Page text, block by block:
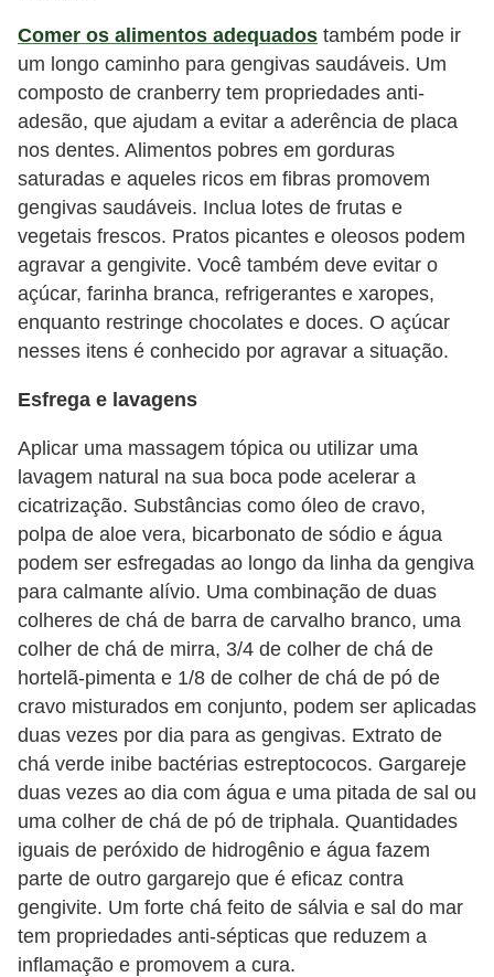
Comer os alimentos adequados também pode ir
um longo caminho para gengivas saudáveis. Um
composto de cranberry tem propriedades anti-
adesão, que ajudam a evitar a aderência de placa
nos dentes. Alimentos pobres em gorduras
saturadas e aqueles ricos em fibras promovem
gengivas saudáveis. Inclua lotes de frutas e
vegetais frescos. Pratos picantes e oleosos podem
agravar a gengivite. Você também deve evitar o
açúcar, farinha branca, refrigerantes e xaropes,
enquanto restringe chocolates e doces. O açúcar
nesses itens é conhecido por agravar a situação.
Esfrega e lavagens
Aplicar uma massagem tópica ou utilizar uma
lavagem natural na sua boca pode acelerar a
cicatrização. Substâncias como óleo de cravo,
polpa de aloe vera, bicarbonato de sódio e água
podem ser esfregadas ao longo da linha da gengiva
para calmante alívio. Uma combinação de duas
colheres de chá de barra de carvalho branco, uma
colher de chá de mirra, 3/4 de colher de chá de
hortelã-pimenta e 1/8 de colher de chá de pó de
cravo misturados em conjunto, podem ser aplicadas
duas vezes por dia para as gengivas. Extrato de
chá verde inibe bactérias estreptococos. Gargareje
duas vezes ao dia com água e uma pitada de sal ou
uma colher de chá de pó de triphala. Quantidades
iguais de peróxido de hidrogênio e água fazem
parte de outro gargarejo que é eficaz contra
gengivite. Um forte chá feito de sálvia e sal do mar
tem propriedades anti-sépticas que reduzem a
inflamação e promovem a cura.